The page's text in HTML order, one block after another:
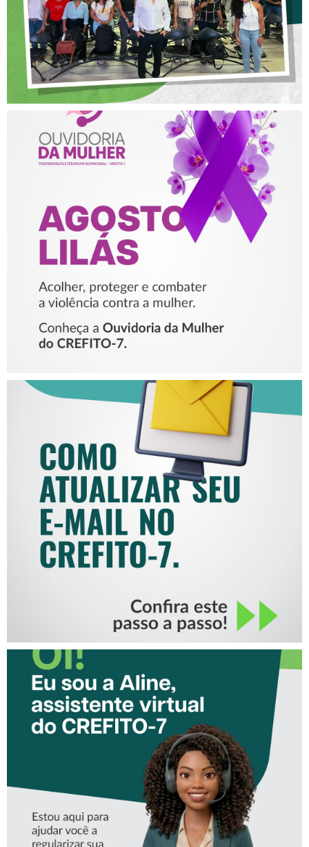
AGOSTO LILÁS – ACOLHER,
PROTEGER E COMBATER A
VIOLÊNCIA CONTRA A
MULHER
COMO ATUALIZAR SEU E-
MAIL NO CREFITO-7
CONHEÇA A ‘ALINE’,
ASSISTENTE VIRTUAL DO
CREFITO-7